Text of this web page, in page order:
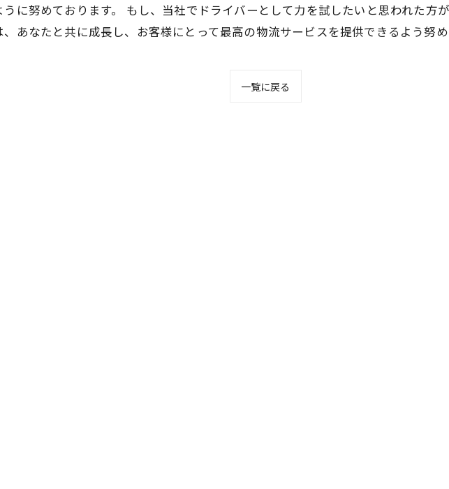
に努めております。 もし、当社でドライバーとして力を試したいと思われた方
あなたと共に成長し、お客様にとって最高の物流サービスを提供できるよう努め
一覧に戻る